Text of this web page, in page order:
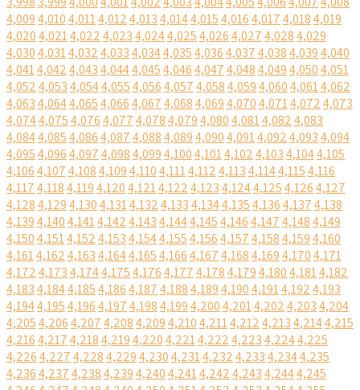
4,0094,0104,0114,0124,0134,0144,0154,0164,0174,0184,019
4,0204,0214,0224,0234,0244,0254,0264,0274,0284,029
4,0304,0314,0324,0334,0344,0354,0364,0374,0384,0394,040
4,0414,0424,0434,0444,0454,0464,0474,0484,0494,0504,051
4,0524,0534,0544,0554,0564,0574,0584,0594,0604,0614,062
4,0634,0644,0654,0664,0674,0684,0694,0704,0714,0724,073
4,0744,0754,0764,0774,0784,0794,0804,0814,0824,083
4,0844,0854,0864,0874,0884,0894,0904,0914,0924,0934,094
4,0954,0964,0974,0984,0994,1004,1014,1024,1034,1044,105
4,1064,1074,1084,1094,1104,1114,1124,1134,1144,1154,116
4,1174,1184,1194,1204,1214,1224,1234,1244,1254,1264,127
4,1284,1294,1304,1314,1324,1334,1344,1354,1364,1374,138
4,1394,1404,1414,1424,1434,1444,1454,1464,1474,1484,149
4,1504,1514,1524,1534,1544,1554,1564,1574,1584,1594,160
4,1614,1624,1634,1644,1654,1664,1674,1684,1694,1704,171
4,1724,1734,1744,1754,1764,1774,1784,1794,1804,1814,182
4,1834,1844,1854,1864,1874,1884,1894,1904,1914,1924,193
4,1944,1954,1964,1974,1984,1994,2004,2014,2024,2034,204
4,2054,2064,2074,2084,2094,2104,2114,2124,2134,2144,215
4,2164,2174,2184,2194,2204,2214,2224,2234,2244,225
4,2264,2274,2284,2294,2304,2314,2324,2334,2344,235
4,2364,2374,2384,2394,2404,2414,2424,2434,2444,245